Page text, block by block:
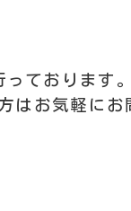
ております。
はお気軽にお